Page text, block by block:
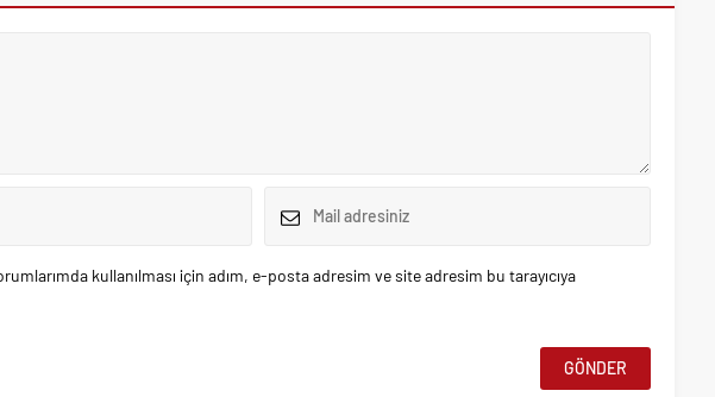
kullanılması için adım, e-posta adresim ve site adresim bu tarayıcıya